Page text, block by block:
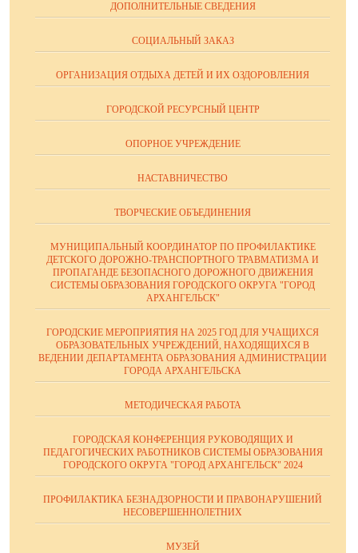
ДОПОЛНИТЕЛЬНЫЕ СВЕДЕНИЯ
СОЦИАЛЬНЫЙ ЗАКАЗ
ОРГАНИЗАЦИЯ ОТДЫХА ДЕТЕЙ И ИХ ОЗДОРОВЛЕНИЯ
ГОРОДСКОЙ РЕСУРСНЫЙ ЦЕНТР
ОПОРНОЕ УЧРЕЖДЕНИЕ
НАСТАВНИЧЕСТВО
ТВОРЧЕСКИЕ ОБЪЕДИНЕНИЯ
МУНИЦИПАЛЬНЫЙ КООРДИНАТОР ПО ПРОФИЛАКТИКЕ
ДЕТСКОГО ДОРОЖНО-ТРАНСПОРТНОГО ТРАВМАТИЗМА И
ПРОПАГАНДЕ БЕЗОПАСНОГО ДОРОЖНОГО ДВИЖЕНИЯ
СИСТЕМЫ ОБРАЗОВАНИЯ ГОРОДСКОГО ОКРУГА "ГОРОД
АРХАНГЕЛЬСК"
ГОРОДСКИЕ МЕРОПРИЯТИЯ НА 2025 ГОД ДЛЯ УЧАЩИХСЯ
ОБРАЗОВАТЕЛЬНЫХ УЧРЕЖДЕНИЙ, НАХОДЯЩИХСЯ В
ВЕДЕНИИ ДЕПАРТАМЕНТА ОБРАЗОВАНИЯ АДМИНИСТРАЦИИ
ГОРОДА АРХАНГЕЛЬСКА
МЕТОДИЧЕСКАЯ РАБОТА
ГОРОДСКАЯ КОНФЕРЕНЦИЯ РУКОВОДЯЩИХ И
ПЕДАГОГИЧЕСКИХ РАБОТНИКОВ СИСТЕМЫ ОБРАЗОВАНИЯ
ГОРОДСКОГО ОКРУГА "ГОРОД АРХАНГЕЛЬСК" 2024
ПРОФИЛАКТИКА БЕЗНАДЗОРНОСТИ И ПРАВОНАРУШЕНИЙ
НЕСОВЕРШЕННОЛЕТНИХ
МУЗЕЙ